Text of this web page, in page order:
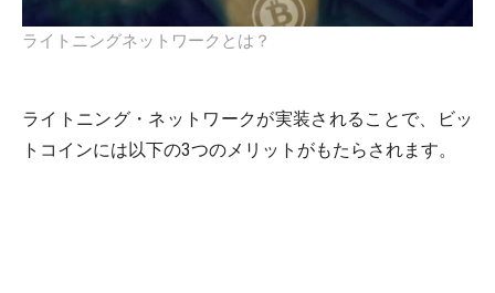
ライトニングネットワークとは？
ライトニング・ネットワークが実装されることで、ビッ
トコインには以下の3つのメリットがもたらされます。